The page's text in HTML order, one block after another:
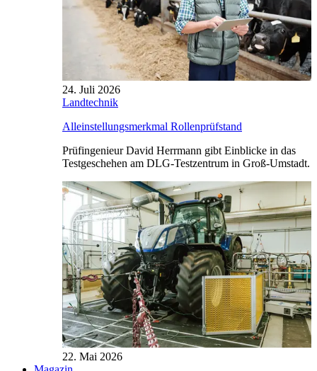
24. Juli 2026
Landtechnik
Alleinstellungsmerkmal Rollenprüfstand
Prüfingenieur David Herrmann gibt Einblicke in das
Testgeschehen am DLG-Testzentrum in Groß-Umstadt.
22. Mai 2026